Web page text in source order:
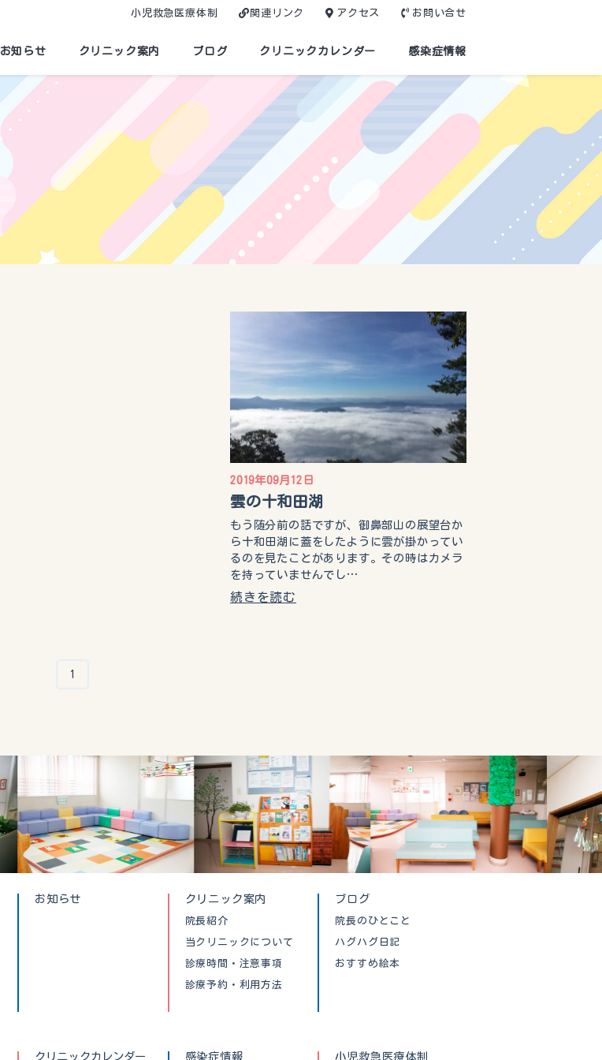
小児救急医療体制 関連リンク アクセス お問い合せ
お知らせ クリニック案内 ブログ クリニックカレンダー 感染症情報
2019年09月12日
雲の十和田湖
もう随分前の話ですが、御鼻部山の展望台か
ら十和田湖に蓋をしたように雲が掛かってい
るのを見たことがあります。その時はカメラ
を持っていませんでし…
続きを読む
1
お知らせ クリニック案内
院長紹介
当クリニックについて
診療時間・注意事項
診療予約・利用方法
ブログ
院長のひとこと
ハグハグ日記
おすすめ絵本
クリニックカレンダー 感染症情報 小児救急医療体制